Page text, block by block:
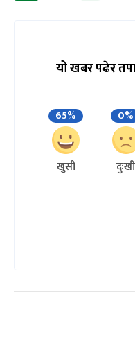
यो खबर पढेर
65%
खुसी
0%
दुःखी